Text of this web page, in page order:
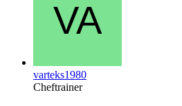
varteks1980
Cheftrainer